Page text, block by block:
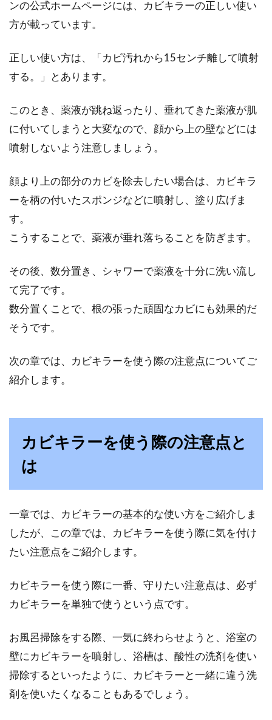
一人暮らしを続けていると、ふと寂しい気持ち
人肌が恋...
旅行気分？お洒落なインテリアで
「リビング」を海外風に！
最近、「リビングの雰囲気がマンネリ化してき
た」という方はいませんか？そんなときは、毎
夜、カーテンを開けて寝るときの効
どうして...
見る間に壁の修復ができる！修正テ
カレンダーを貼ろうとして壁の間違った位置に
画鋲の穴を開けてしまったり、思わぬことでで
新築の床材をウォールナットに！特
徴や日常のお手入れ法は？
ンの公式ホームページには、カビキラーの正しい使い
方が載っています。
正しい使い方は、「カビ汚れから15センチ離して噴射
する。」とあります。
このとき、薬液が跳ね返ったり、垂れてきた薬液が肌
に付いてしまうと大変なので、顔から上の壁などには
噴射しないよう注意しましょう。
顔より上の部分のカビを除去したい場合は、カビキラ
ーを柄の付いたスポンジなどに噴射し、塗り広げま
す。
こうすることで、薬液が垂れ落ちることを防ぎます。
その後、数分置き、シャワーで薬液を十分に洗い流し
て完了です。
数分置くことで、根の張った頑固なカビにも効果的だ
そうです。
次の章では、カビキラーを使う際の注意点についてご
紹介します。
カビキラーを使う際の注意点と
は
一章では、カビキラーの基本的な使い方をご紹介しま
したが、この章では、カビキラーを使う際に気を付け
たい注意点をご紹介します。
カビキラーを使う際に一番、守りたい注意点は、必ず
カビキラーを単独で使うという点です。
お風呂掃除をする際、一気に終わらせようと、浴室の
壁にカビキラーを噴射し、浴槽は、酸性の洗剤を使い
掃除するといったように、カビキラーと一緒に違う洗
剤を使いたくなることもあるでしょう。